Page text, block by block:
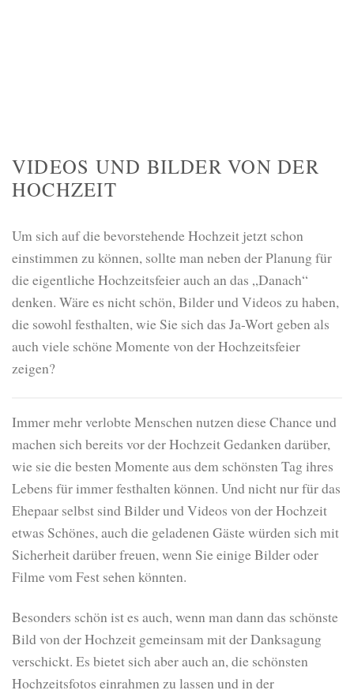
VIDEOS UND BILDER VON DER
HOCHZEIT
Um sich auf die bevorstehende Hochzeit jetzt schon
einstimmen zu können, sollte man neben der Planung für
die eigentliche Hochzeitsfeier auch an das „Danach“
denken. Wäre es nicht schön, Bilder und Videos zu haben,
die sowohl festhalten, wie Sie sich das Ja-Wort geben als
auch viele schöne Momente von der Hochzeitsfeier
zeigen?
Immer mehr verlobte Menschen nutzen diese Chance und
machen sich bereits vor der Hochzeit Gedanken darüber,
wie sie die besten Momente aus dem schönsten Tag ihres
Lebens für immer festhalten können. Und nicht nur für das
Ehepaar selbst sind Bilder und Videos von der Hochzeit
etwas Schönes, auch die geladenen Gäste würden sich mit
Sicherheit darüber freuen, wenn Sie einige Bilder oder
Filme vom Fest sehen könnten.
Besonders schön ist es auch, wenn man dann das schönste
Bild von der Hochzeit gemeinsam mit der Danksagung
verschickt. Es bietet sich aber auch an, die schönsten
Hochzeitsfotos einrahmen zu lassen und in der